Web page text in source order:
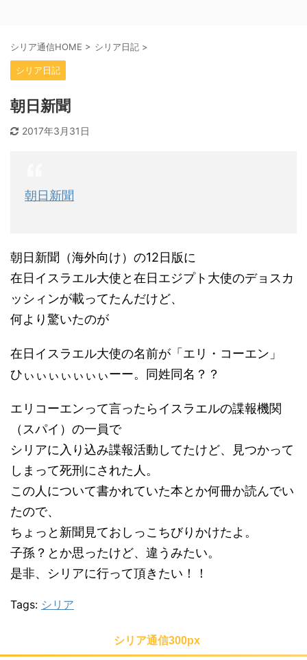
シリア通信HOME > シリア日記 >
シリア日記
朝日新聞
2017年3月31日
朝日新聞
朝日新聞（海外向け）の12日版に
在日イスラエル大使と在日エジプト大使のデョスカ
ッシィンが載ってたんだけど、
何より驚いたのが
在日イスラエル大使の名前が「エリ・コーエン」
ひぃぃぃぃぃぃぃーー。同姓同名？？
エリコーエンって言ったらイスラエルの諜報機関
（スパイ）の一員で
シリアに入り込み諜報活動してたけど、見つかって
しまって死刑にされた人。
この人について書かれていた本とか何冊か読んでい
たので、
ちょっと新聞見ておしっこちびりかけたよ。
子孫？とか思ったけど、違うみたい。
是非、シリアに行って頂きたい！！
Tags: シリア
シリア通信300px